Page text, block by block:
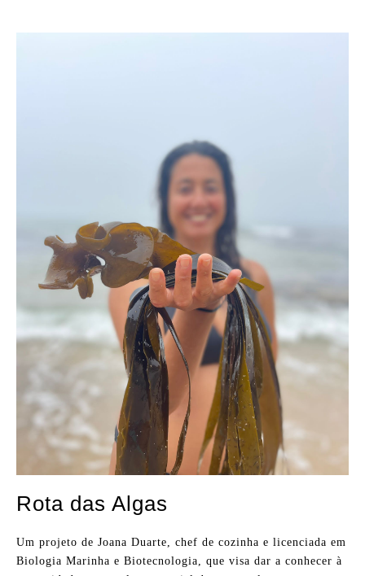
Rota das Algas
Um projeto de Joana Duarte, chef de cozinha e licenciada em
Biologia Marinha e Biotecnologia, que visa dar a conhecer à